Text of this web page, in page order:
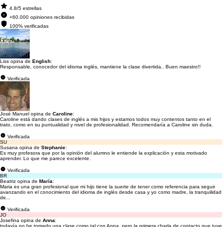
4.8/5 estrellas
+60.000 opiniones recibidas
100% verificadas
Liss opina de English:
Responsable, conocedor del idioma inglés, mantiene la clase divertida.. Buen maestro!!
Verificada
José Manuel opina de Caroline:
Caroline está dando clases de inglés a mis hijos y estamos todos muy contentos tanto en el
trato, como en su puntualidad y nivel de profesionalidad. Recomendaría a Caroline sin duda.
Verificada
SU
Susana opina de Stephanie:
Es muy profesora que por la opinión del alumno le entiende la explicación y esta motivado
aprender. Lo que me parece excelente.
Verificada
BR
Beatriz opina de María:
Maria es una gran profesional que mi hijo tiene la suerte de tener como referencia para seguir
avanzando en el conocimiento del idioma de inglés desde casa y yo como madre, la tranquilidad
de...
Verificada
JO
Josefina opina de Anna:
todavía no he tomado una clase como tal con Anna, pero la primera charla de contacto que tuve